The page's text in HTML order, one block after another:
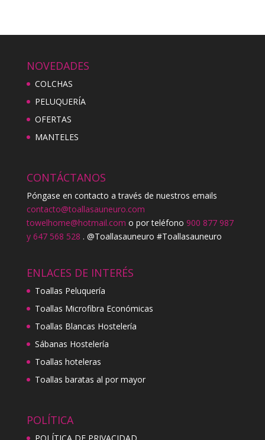
NOVEDADES
COLCHAS
PELUQUERÍA
OFERTAS
MANTELES
CONTÁCTANOS
Póngase en contacto a través de nuestros emails
contacto@toallasauneuro.com
towelhome@hotmail.com o por teléfono 900 877 987
y 647 568 528 . @Toallasauneuro #Toallasauneuro
ENLACES DE INTERÉS
Toallas Peluquería
Toallas Microfibra Económicas
Toallas Blancas Hostelería
Sábanas Hostelería
Toallas hoteleras
Toallas baratas al por mayor
POLÍTICA